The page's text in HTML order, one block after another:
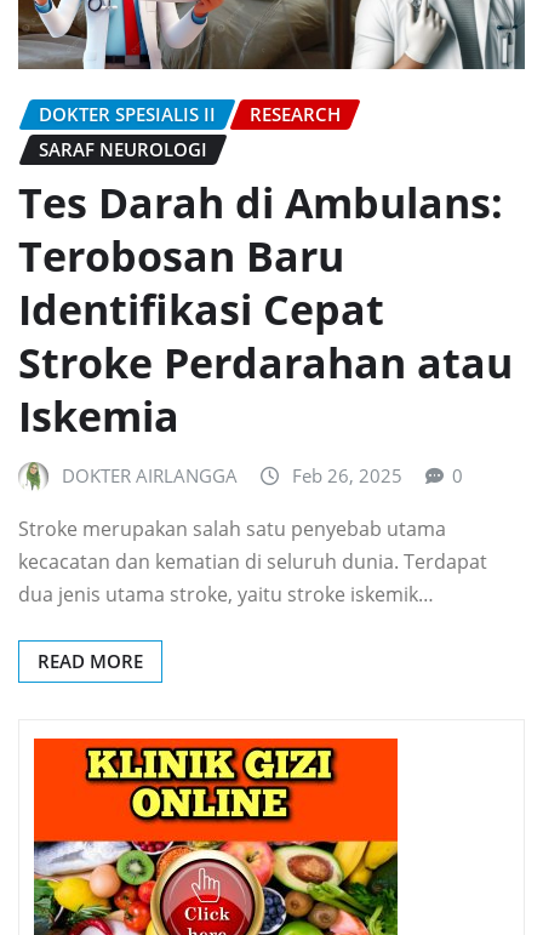
DOKTER SPESIALIS II
RESEARCH
SARAF NEUROLOGI
Tes Darah di Ambulans:
Terobosan Baru
Identifikasi Cepat
Stroke Perdarahan atau
Iskemia
DOKTER AIRLANGGA Feb 26, 2025 0
Stroke merupakan salah satu penyebab utama
kecacatan dan kematian di seluruh dunia. Terdapat
dua jenis utama stroke, yaitu stroke iskemik…
READ MORE